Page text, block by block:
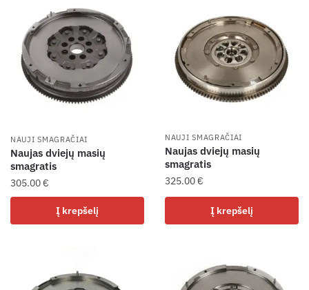
NAUJI SMAGRAČIAI
Naujas dviejų masių
smagratis
305.00€
Į krepšelį
NAUJI SMAGRAČIAI
Naujas dviejų masių
smagratis
325.00€
Į krepšelį